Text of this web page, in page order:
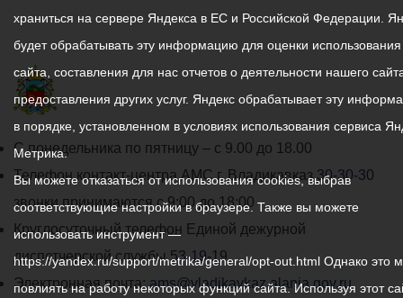
График
работы
администрации
местного
самоуправления
города
С понедельника по пятницу – с 9.00 до 18.00
Телефон контакт-центра АМС г. Владикавказ30-30-30
звонки принимаются с 9:00 до 18:00
Круглосуточный телефон Единой дежурной
диспетчерской службы53-19-19
Электронная почта:ams@vladikavkaz.alania.gov.ru
храниться на сервере Яндекса в ЕС и Российской Федерации.
будет обрабатывать эту информацию для оценки
сайта, составления для нас отчетов о деятельности нашего
предоставления других услуг. Яндекс обрабатывает эту
в порядке, установленном в условиях использования сервиса
Метрика.
Вы можете отказаться от использования cookies, выбрав
соответствующие настройки в браузере. Также вы можете
использовать инструмент —
https://yandex.ru/support/metrika/general/opt-out.html Однако это
повлиять на работу некоторых функций сайта. Используя этот